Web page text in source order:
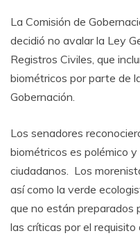
La Comisión de
decidió no avalar la Ley
Registros Civiles, que
biométricos por parte de
Gobernación.
Los senadores
biométricos es polémico
ciudadanos. Los
así como la verde
que no están preparados
las críticas por el